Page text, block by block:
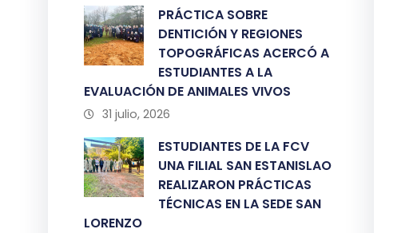
PRÁCTICA SOBRE
DENTICIÓN Y REGIONES
TOPOGRÁFICAS ACERCÓ A
ESTUDIANTES A LA
EVALUACIÓN DE ANIMALES VIVOS
31 julio, 2026
ESTUDIANTES DE LA FCV
UNA FILIAL SAN ESTANISLAO
REALIZARON PRÁCTICAS
TÉCNICAS EN LA SEDE SAN
LORENZO